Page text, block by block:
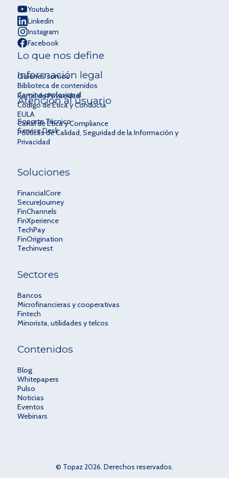
Youtube
Linkedin
Instagram
Facebook
Lo que nos define
Quiénes somos
Biblioteca de contenidos
Camino profesional
Atención al usuario
Soporte Técnico
Service Desk
Información legal
Portal de Privacidad
Código de Ética y Conducta
EULA
Canal de Ética y Compliance
Políticas de Calidad, Seguridad de la Información y
Privacidad
Soluciones
FinancialCore
SecureJourney
FinChannels
FinXperience
TechPay
FinOrigination
Techinvest
Sectores
Bancos
Microfinancieras y cooperativas
Fintech
Minorista, utilidades y telcos
Contenidos
Blog
Whitepapers
Pulso
Noticias
Eventos
Webinars
© Topaz 2026. Derechos reservados.